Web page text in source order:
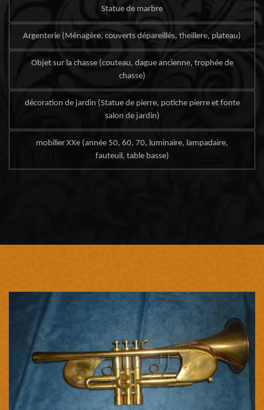
Statue de marbre
Argenterie (Ménagère, couverts dépareillés, theillere, plateau)
Objet sur la chasse (couteau, dague ancienne, trophée de
chasse)
décoration de jardin (Statue de pierre, potiche pierre et fonte
salon de jardin)
mobilier XXe (année 50, 60, 70, luminaire, lampadaire,
fauteuil, table basse)